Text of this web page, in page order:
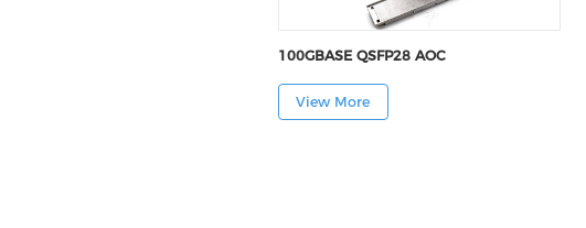
100GBASE QSFP28 AOC
View More